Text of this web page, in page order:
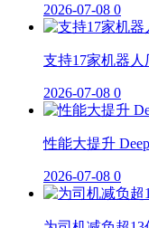
2026-07-08 0
支持17家机器
2026-07-08 0
性能大提升
2026-07-08 0